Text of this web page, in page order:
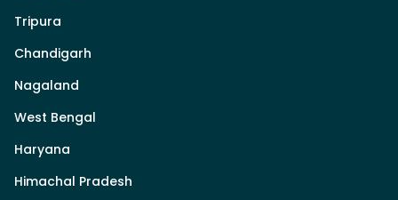
Tripura
Chandigarh
Nagaland
West Bengal
Haryana
Himachal Pradesh